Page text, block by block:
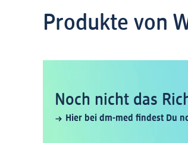
Produkte von
Noch nicht das
Hier bei dm-med findest Du